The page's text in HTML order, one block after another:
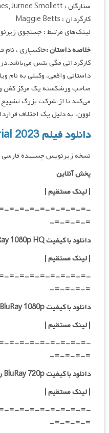
ستارگان : Jamie Foxx, Tommy Lee Jones, Jurnee Smollett
کارگردان : Maggie Betts
لینک‌های مرتبط : جستجوی
خلاصه داستان :
داستانی واقعی، وکیلی به نام
صاحب ورشکسته یک مرکز کفن
می‌کند تا از شرکت بزرگ تشییع
لوون، به دلیل یک اختلاف
دانلود فیلم The Burial 2023
نسخه زیرنویس چسبیده فارسی
پخش آنلاین
| لینک مستقیم|
=-=-=-=-=-=-=-=-
=-=-=-=-
دانلود با کیفیت BluRay 1080p HQ ریلیز F2M
|لینک مستقیم|
=-=-=-=-=-=-=-=-
=-=-=-=-
دانلود با کیفیت BluRay 1080p ریلیز F2M
|لینک مستقیم|
=-=-=-=-=-=-=-=-
=-=-=-=-
دانلود با کیفیت BluRay 720p ریلیز F2M
| لینک مستقیم|
=-=-=-=-=-=-=-=-
=-=-=-=-